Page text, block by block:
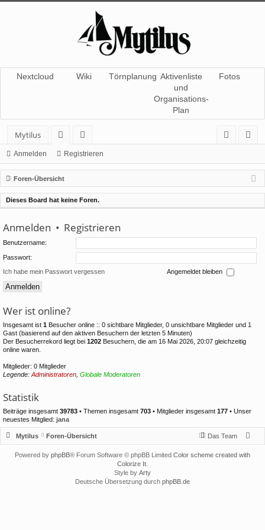
Nextcloud Wiki Törnplanung Aktivenliste
und
Organisations-
Plan
Fotos
Mytilus
or
en
itg
lie
de
r
m
el
de
ist
rie
re
Anmelden Registrieren
Foren-Übersicht
Dieses Board hat keine Foren.
Anmelden • Registrieren
Benutzername:
Passwort:
Ich habe mein Passwort vergessen Angemeldet bleiben
Wer ist online?
Insgesamt ist 1 Besucher online :: 0 sichtbare Mitglieder, 0 unsichtbare Mitglieder und 1
Gast (basierend auf den aktiven Besuchern der letzten 5 Minuten)
Der Besucherrekord liegt bei 1202 Besuchern, die am 16 Mai 2026, 20:07 gleichzeitig
online waren.
Mitglieder: 0 Mitglieder
Legende: Administratoren Globale Moderatoren
Statistik
Beiträge insgesamt 39783 • Themen insgesamt 703 • Mitglieder insgesamt 177 • Unser
neuestes Mitglied: jana
Mytilus Foren-Übersicht Das Team
Powered by phpBB® Forum Software © phpBB Limited Color scheme created with
Colorize It
Style by Arty
Deutsche Übersetzung durch phpBB.de